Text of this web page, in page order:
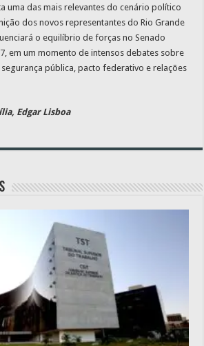
uma das mais relevantes do cenário político
dos novos representantes do Rio Grande
o equilíbrio de forças no Senado
em um momento de intensos debates sobre
pública, pacto federativo e relações
Edgar Lisboa